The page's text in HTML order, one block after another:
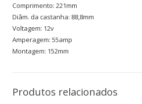
Comprimento: 221mm
Diâm. da castanha: 88,8mm
Voltagem: 12v
Amperagem: 55amp
Montagem: 152mm
Produtos relacionados